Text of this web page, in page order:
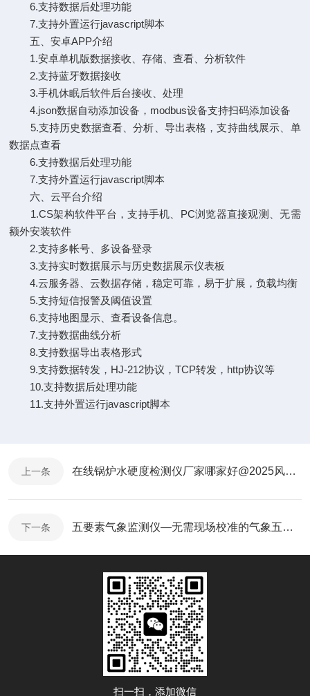
6.支持数据后处理功能
7.支持外置运行javascript脚本
五、安卓APP介绍
1.安卓单机版数据接收、存储、查看、分析软件
2.支持蓝牙数据接收
3.手机休眠后软件后台接收、处理
4.json数据自动添加设备，modbus设备支持扫码添加设备
5.支持历史数据查看、分析、导出表格，支持曲线展示、单
数据点查看
6.支持数据后处理功能
7.支持外置运行javascript脚本
六、云平台介绍
1.CS架构软件平台，支持手机、PC浏览器直接观测、无需
额外安装软件
2.支持多帐号、多设备登录
3.支持实时数据展示与历史数据展示仪表板
4.云服务器、云数据存储，稳定可靠，易于扩展，负载均衡
5.支持短信报警及阈值设置
6.支持地图显示、查看设备信息。
7.支持数据曲线分析
8.支持数据导出表格形式
9.支持数据转发，HJ-212协议，TCP转发，http协议等
10.支持数据后处理功能
11.支持外置运行javascript脚本
上一条 在线锅炉水硬度检测仪厂家哪家好@2025风途科技已更新
下一条 五要素气象监测仪—无需现场校准的气象五参数监测仪@2025全国发货
扫一扫，添加微信